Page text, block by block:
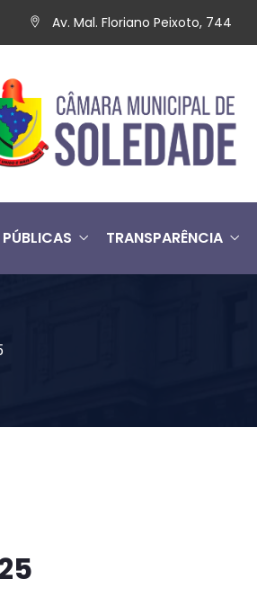
Av. Mal. Floriano Peixoto, 744
TRANSPARÊNCIA